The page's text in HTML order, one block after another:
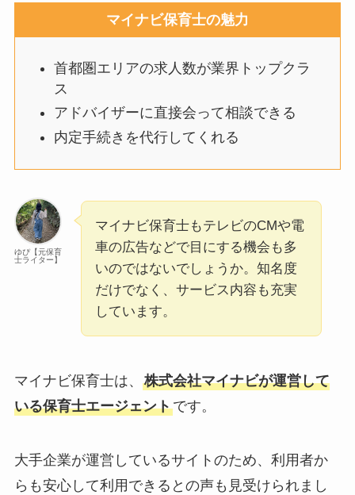
マイナビ保育士の魅力
首都圏エリアの求人数が業界トップクラ
ス
アドバイザーに直接会って相談できる
内定手続きを代行してくれる
ゆぴ【元保育
士ライター】
マイナビ保育士もテレビのCMや電
車の広告などで目にする機会も多
いのではないでしょうか。知名度
だけでなく、サービス内容も充実
しています。
マイナビ保育士は、 株式会社マイナビが運営して
いる保育士エージェントです。
大手企業が運営しているサイトのため、利用者か
らも安心して利用できるとの声も見受けられまし